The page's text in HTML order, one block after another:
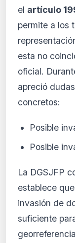
el artículo
permite a los
esta no
oficial.
apreció
concretos:
Posible
Posible
La DGSJFP
establece
invasión de
suficiente